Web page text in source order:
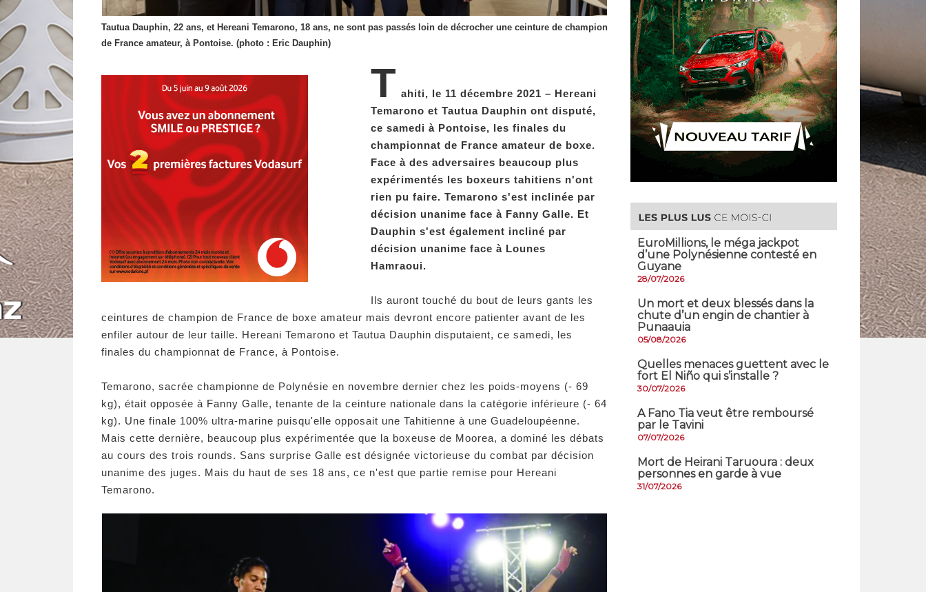
Tautua Dauphin, 22 ans, et Hereani Temarono, 18 ans, ne sont pas passés loin de décrocher une ceinture de champion
de France amateur, à Pontoise. (photo : Eric Dauphin)
T ahiti, le 11 décembre 2021 – Hereani
Temarono et Tautua Dauphin ont disputé,
ce samedi à Pontoise, les finales du
championnat de France amateur de boxe.
Face à des adversaires beaucoup plus
expérimentés les boxeurs tahitiens n'ont
rien pu faire. Temarono s'est inclinée par
décision unanime face à Fanny Galle. Et
Dauphin s'est également incliné par
décision unanime face à Lounes
Hamraoui.
Ils auront touché du bout de leurs gants les
ceintures de champion de France de boxe amateur mais devront encore patienter avant de les
enfiler autour de leur taille. Hereani Temarono et Tautua Dauphin disputaient, ce samedi, les
finales du championnat de France, à Pontoise.
Temarono, sacrée championne de Polynésie en novembre dernier chez les poids-moyens (- 69
kg), était opposée à Fanny Galle, tenante de la ceinture nationale dans la catégorie inférieure (- 64
kg). Une finale 100% ultra-marine puisqu'elle opposait une Tahitienne à une Guadeloupéenne.
Mais cette dernière, beaucoup plus expérimentée que la boxeuse de Moorea, a dominé les débats
au cours des trois rounds. Sans surprise Galle est désignée victorieuse du combat par décision
unanime des juges. Mais du haut de ses 18 ans, ce n'est que partie remise pour Hereani
Temarono.
EuroMillions, ​le méga jackpot
d’une Polynésienne contesté en
Guyane
28/07/2026
​Un mort et deux blessés dans la
chute d’un engin de chantier à
Punaauia
05/08/2026
Quelles menaces guettent avec le
fort El Niño qui s’installe ?
30/07/2026
A Fano Tia veut être remboursé
par le Tavini
07/07/2026
Mort de Heirani Taruoura : deux
personnes en garde à vue
31/07/2026